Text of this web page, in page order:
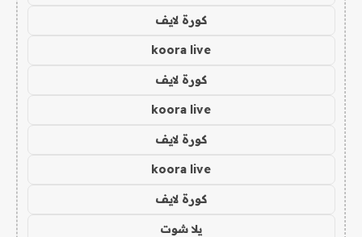
كورة لايف
koora live
كورة لايف
koora live
كورة لايف
koora live
كورة لايف
يلا شوت